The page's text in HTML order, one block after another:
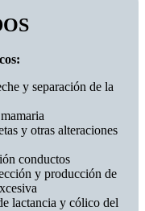
y separación de la
y otras alteraciones
conductos
y producción de
lactancia y cólico del